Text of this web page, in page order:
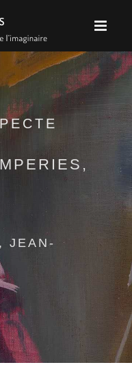
JEAN-